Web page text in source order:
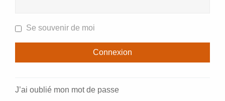
Se souvenir de moi
J’ai oublié mon mot de passe